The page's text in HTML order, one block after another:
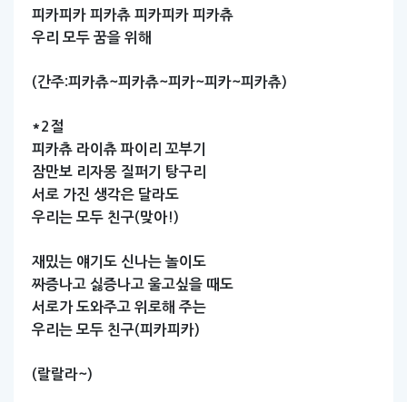
피카피카 피카츄 피카피카 피카츄
우리 모두 꿈을 위해
(간주:피카츄~피카츄~피카~피카~피카츄)
*2절
피카츄 라이츄 파이리 꼬부기
잠만보 리자몽 질퍼기
탕구리
서로 가진 생각은 달라도
우리는 모두 친구(맞아!)
재밌는 얘기도 신나는 놀이도
짜증나고 싫증나고 울고싶을 때도
서로가 도와주고 위로해 주는
우리는 모두 친구(피카피카)
(랄랄라~)